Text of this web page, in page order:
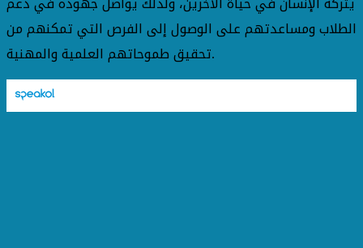
الطلاب ومساعدتهم على الوصول إلى الفرص التي تمكنهم من
تحقيق طموحاتهم العلمية والمهنية.